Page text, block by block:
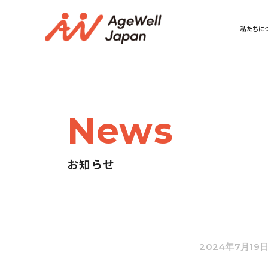
私たちに
News
お知らせ
2024年7月19